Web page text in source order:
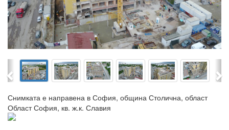
Previous
Снимката е направена в София, община Столична, област
Област София, кв. ж.к. Славия